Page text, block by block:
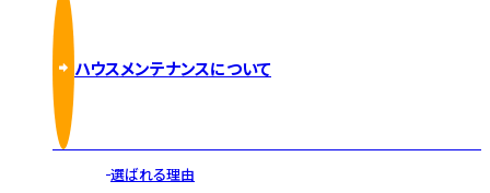
ハウスメンテナンスについて
選ばれる理由